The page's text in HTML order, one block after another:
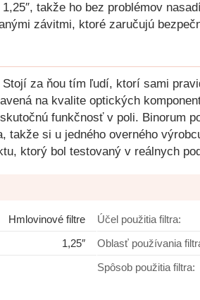
takže ho bez problémov
závitmi, ktoré zaručujú
za ňou tím ľudí, ktorí sami
na kvalite optických
funkčnosť v poli. Binorum
si u jedného overného
ktorý bol testovaný v reálnych
Hmlovinové filtre
1,25″
Účel použitia filtra:
Oblasť používania
Spôsob použitia filtra: